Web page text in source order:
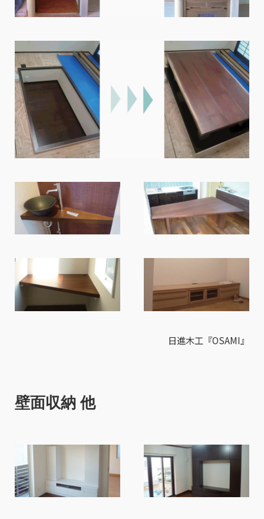
日進木工『OSAMI』
壁面収納 他